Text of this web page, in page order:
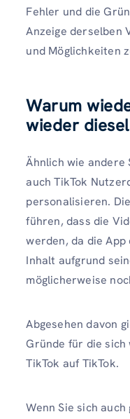
Fehler und die
Anzeige derselben
und Möglichkeiten
Warum
wieder
Ähnlich wie andere
auch TikTok
personalisieren.
führen, dass die
werden, da die
Inhalt aufgrund
möglicherweise
Abgesehen davon
Gründe für die sich
TikTok auf TikTok.
Wenn Sie sich